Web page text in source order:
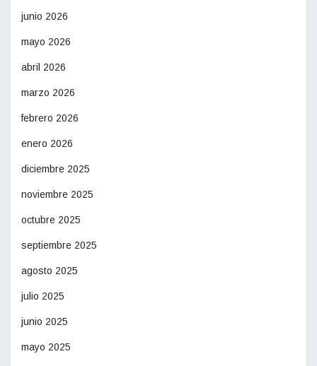
junio 2026
mayo 2026
abril 2026
marzo 2026
febrero 2026
enero 2026
diciembre 2025
noviembre 2025
octubre 2025
septiembre 2025
agosto 2025
julio 2025
junio 2025
mayo 2025